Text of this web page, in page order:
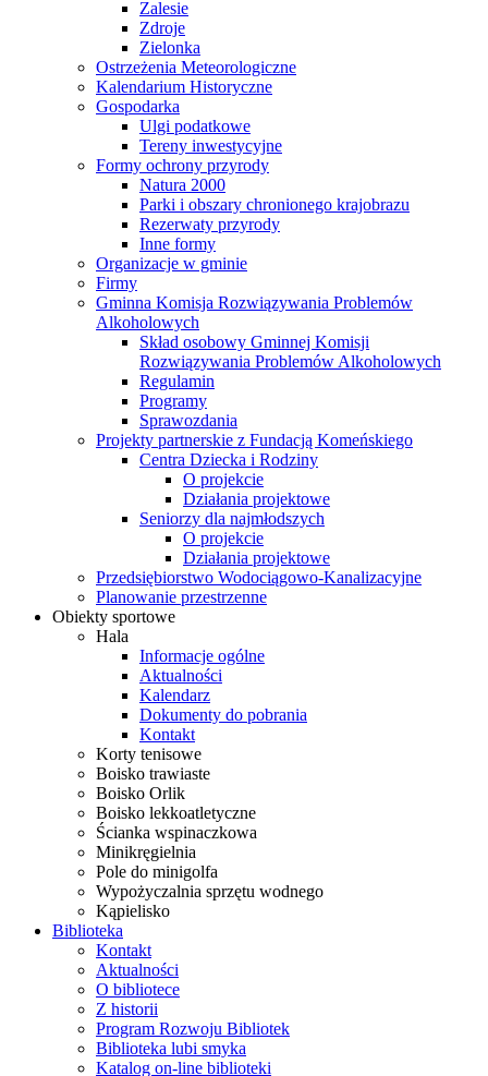
Zalesie
Zdroje
Zielonka
Ostrzeżenia Meteorologiczne
Kalendarium Historyczne
Gospodarka
Ulgi podatkowe
Tereny inwestycyjne
Formy ochrony przyrody
Natura 2000
Parki i obszary chronionego krajobrazu
Rezerwaty przyrody
Inne formy
Organizacje w gminie
Firmy
Gminna Komisja Rozwiązywania Problemów
Alkoholowych
Skład osobowy Gminnej Komisji
Rozwiązywania Problemów Alkoholowych
Regulamin
Programy
Sprawozdania
Projekty partnerskie z Fundacją Komeńskiego
Centra Dziecka i Rodziny
O projekcie
Działania projektowe
Seniorzy dla najmłodszych
O projekcie
Działania projektowe
Przedsiębiorstwo Wodociągowo-Kanalizacyjne
Planowanie przestrzenne
Obiekty sportowe
Hala
Informacje ogólne
Aktualności
Kalendarz
Dokumenty do pobrania
Kontakt
Korty tenisowe
Boisko trawiaste
Boisko Orlik
Boisko lekkoatletyczne
Ścianka wspinaczkowa
Minikręgielnia
Pole do minigolfa
Wypożyczalnia sprzętu wodnego
Kąpielisko
Biblioteka
Kontakt
Aktualności
O bibliotece
Z historii
Program Rozwoju Bibliotek
Biblioteka lubi smyka
Katalog on-line biblioteki